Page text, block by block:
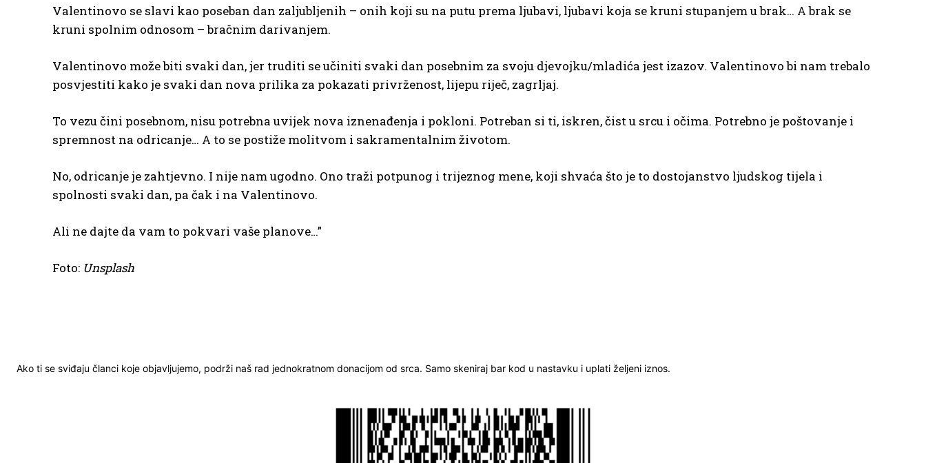
Valentinovo se slavi kao poseban dan zaljubljenih – onih koji su na putu prema ljubavi, ljubavi koja se kruni stupanjem u brak… A brak se
kruni spolnim odnosom – bračnim darivanjem.
Valentinovo može biti svaki dan, jer truditi se učiniti svaki dan posebnim za svoju djevojku/mladića jest izazov. Valentinovo bi nam trebalo
posvjestiti kako je svaki dan nova prilika za pokazati privrženost, lijepu riječ, zagrljaj.
To vezu čini posebnom, nisu potrebna uvijek nova iznenađenja i pokloni. Potreban si ti, iskren, čist u srcu i očima. Potrebno je poštovanje i
spremnost na odricanje… A to se postiže molitvom i sakramentalnim životom.
No, odricanje je zahtjevno. I nije nam ugodno. Ono traži potpunog i trijeznog mene, koji shvaća što je to dostojanstvo ljudskog tijela i
spolnosti svaki dan, pa čak i na Valentinovo.
Ali ne dajte da vam to pokvari vaše planove…”
Foto: Unsplash
Ako ti se sviđaju članci koje objavljujemo, podrži naš rad jednokratnom donacijom od srca. Samo skeniraj bar kod u nastavku i uplati željeni iznos.